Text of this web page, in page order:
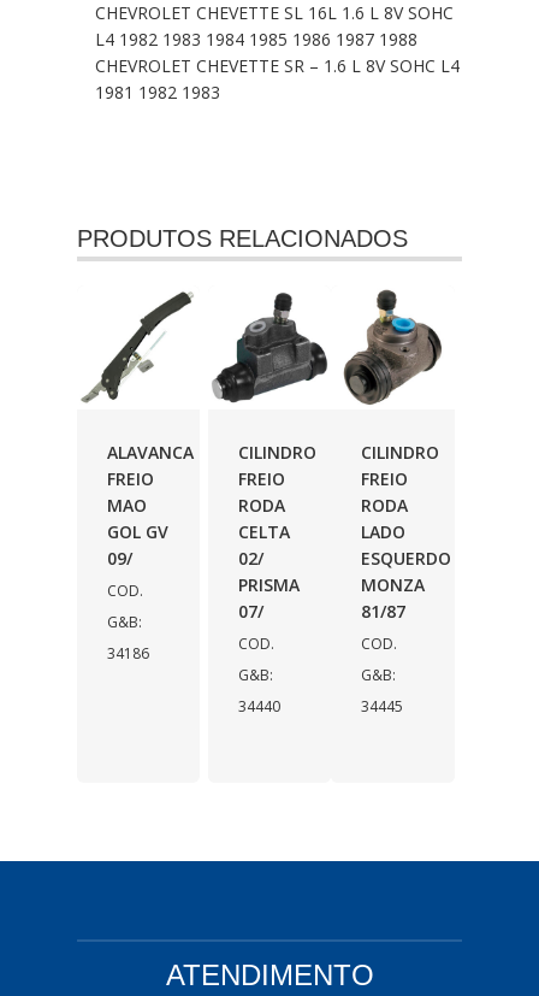
CHEVROLET CHEVETTE SL 16L 1.6 L 8V SOHC
L4 1982 1983 1984 1985 1986 1987 1988
CHEVROLET CHEVETTE SR – 1.6 L 8V SOHC L4
1981 1982 1983
PRODUTOS RELACIONADOS
ALAVANCA
FREIO
MAO
GOL GV
09/
COD.
G&B:
34186
CILINDRO
FREIO
RODA
CELTA
02/
PRISMA
07/
COD.
G&B:
34440
CILINDRO
FREIO
RODA
LADO
ESQUERDO
MONZA
81/87
COD.
G&B:
34445
ATENDIMENTO